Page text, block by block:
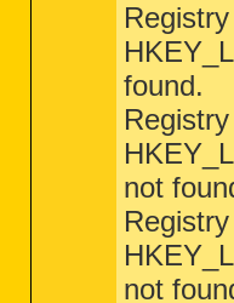
found.
not
not